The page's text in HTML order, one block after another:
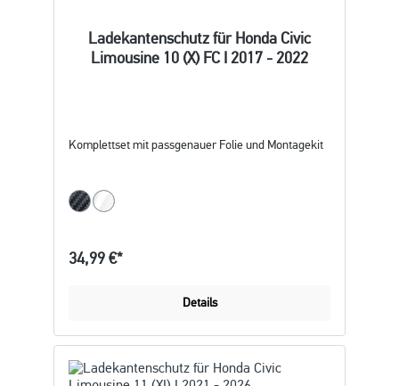
Ladekantenschutz für Honda Civic
Limousine 10 (X) FC I 2017 - 2022
Komplettset mit passgenauer Folie und Montagekit
34,99 €*
Details